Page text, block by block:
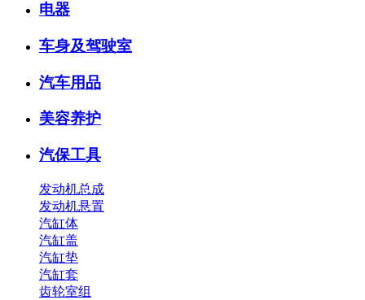
电器
车身及驾驶室
汽车用品
美容养护
汽保工具
发动机总成
发动机悬置
汽缸体
汽缸盖
汽缸垫
汽缸套
齿轮室组